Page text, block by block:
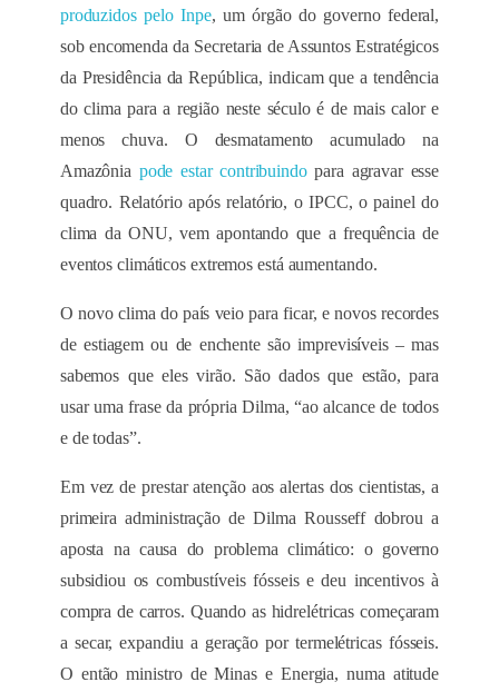
produzidos pelo Inpe, um órgão do governo federal,
sob encomenda da Secretaria de Assuntos Estratégicos
da Presidência da República, indicam que a tendência
do clima para a região neste século é de mais calor e
menos chuva. O desmatamento acumulado na
Amazônia pode estar contribuindopara agravar esse
quadro. Relatório após relatório, o IPCC, o painel do
clima da ONU, vem apontando que a frequência de
eventos climáticos extremos está aumentando.
O novo clima do país veio para ficar, e novos recordes
de estiagem ou de enchente são imprevisíveis – mas
sabemos que eles virão. São dados que estão, para
usar uma frase da própria Dilma, “ao alcance de todos
e de todas”.
Em vez de prestar atenção aos alertas dos cientistas, a
primeira administração de Dilma Rousseff dobrou a
aposta na causa do problema climático: o governo
subsidiou os combustíveis fósseis e deu incentivos à
compra de carros. Quando as hidrelétricas começaram
a secar, expandiu a geração por termelétricas fósseis.
O então ministro de Minas e Energia, numa atitude